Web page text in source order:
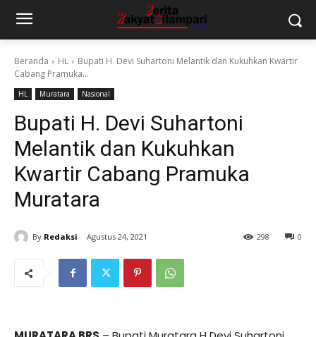
Beranda HL
Bupati H. Devi Suhartoni Melantik dan Kukuhkan Kwartir
Cabang Pramuka...
HL Muratara Nasional
Bupati H. Devi Suhartoni
Melantik dan Kukuhkan
Kwartir Cabang Pramuka
Muratara
By Redaksi Agustus 24, 2021 0
298